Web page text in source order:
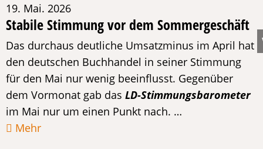
19. Mai. 2026
Stabile Stimmung vor dem Sommergeschäft
Das durchaus deutliche Umsatzminus im April hat
den deutschen Buchhandel in seiner Stimmung
für den Mai nur wenig beeinflusst. Gegenüber
dem Vormonat gab das LD-Stimmungsbarometer
im Mai nur um einen Punkt nach. …
Mehr